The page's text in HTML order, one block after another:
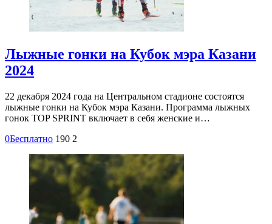
Лыжные гонки на Кубок мэра Казани
2024
22 декабря 2024 года на Центральном стадионе состоятся
лыжные гонки на Кубок мэра Казани. Программа лыжных
гонок TOP SPRINT включает в себя женские и…
0Бесплатно 190 2